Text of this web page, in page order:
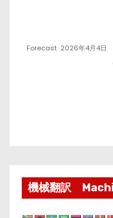
Forecast 2026年4月4日
機械翻訳